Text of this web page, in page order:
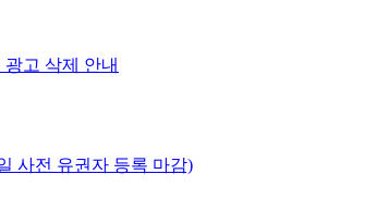
고 삭제 안내
사전 유권자 등록 마감)